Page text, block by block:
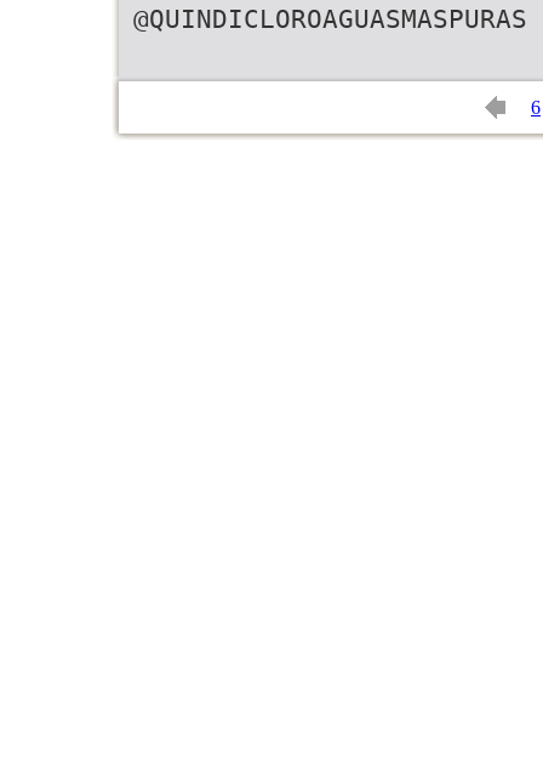
@QUINDICLOROAGUASMASPURAS
6